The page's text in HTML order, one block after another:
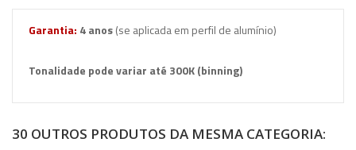
Garantia: 4anos(se aplicada em perfil de alumínio)
Tonalidade pode variar até 300K (binning)
30 OUTROS PRODUTOS DA MESMA CATEGORIA: